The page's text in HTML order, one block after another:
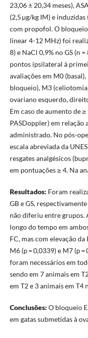
23,06 ± 20,34 meses),
(2,5 µg/kg IM) e
com propofol. O
linear 4-12 MHz) foi
8) e NaCl 0,9% no GS (n
pontos ipsilateral à
avaliações em M0
bloqueio), M3
ovariano esquerdo,
Em caso de aumento de
PASDoppler) em relação
administrado. No pós-
escala abreviada da
resgates analgésicos
em pontuações ≥ 4. Na
Resultados: Foram
GB e GS,
não diferiu entre grupos.
longo do tempo em
FC, mas com elevação
M6 (p = 0,0339) e M7 (p
foram necessários em
sendo em 7 animais em
em T2 e 3 animais em T4
Conclusões: O bloqueio
em gatas submetidas à